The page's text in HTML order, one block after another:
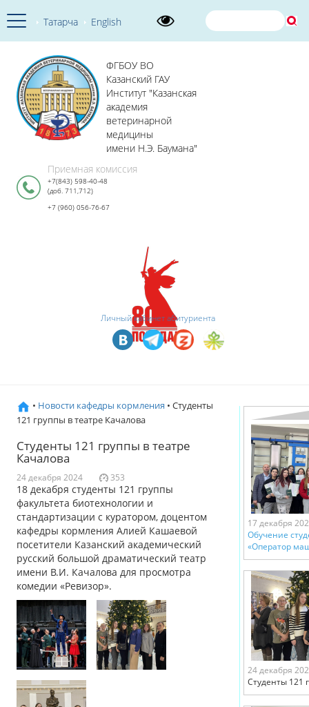
Татарча English
ФГБОУ ВО
Казанский ГАУ
Институт "Казанская
академия
ветеринарной
медицины
имени Н.Э. Баумана"
Приемная комиссия
+7(843) 598-40-48
(доб. 711,712)
+7 (960) 056-76-67
Личный кабинет абитуриента
• Новости кафедры кормления • Студенты
121 группы в театре Качалова
Студенты 121 группы в театре
Качалова
24 декабря 2024 353
18 декабря студенты 121 группы
факультета биотехнологии и
стандартизации с куратором, доцентом
кафедры кормления Алией Кашаевой
посетители Казанский академический
русский большой драматический театр
имени В.И. Качалова для просмотра
комедии «Ревизор».
17 декабря
Обучение
«Оператор
24 декабря
Студенты 121